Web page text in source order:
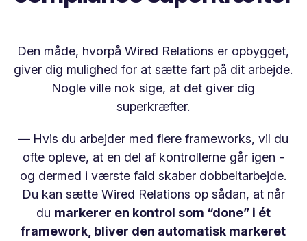
Den måde, hvorpå Wired Relations er opbygget,
giver dig mulighed for at sætte fart på dit arbejde.
Nogle ville nok sige, at det giver dig
superkræfter.
— Hvis du arbejder med flere frameworks, vil du
ofte opleve, at en del af kontrollerne går igen -
og dermed i værste fald skaber dobbeltarbejde.
Du kan sætte Wired Relations op sådan, at når
du markerer en kontrol som “done” i ét
framework, bliver den automatisk markeret